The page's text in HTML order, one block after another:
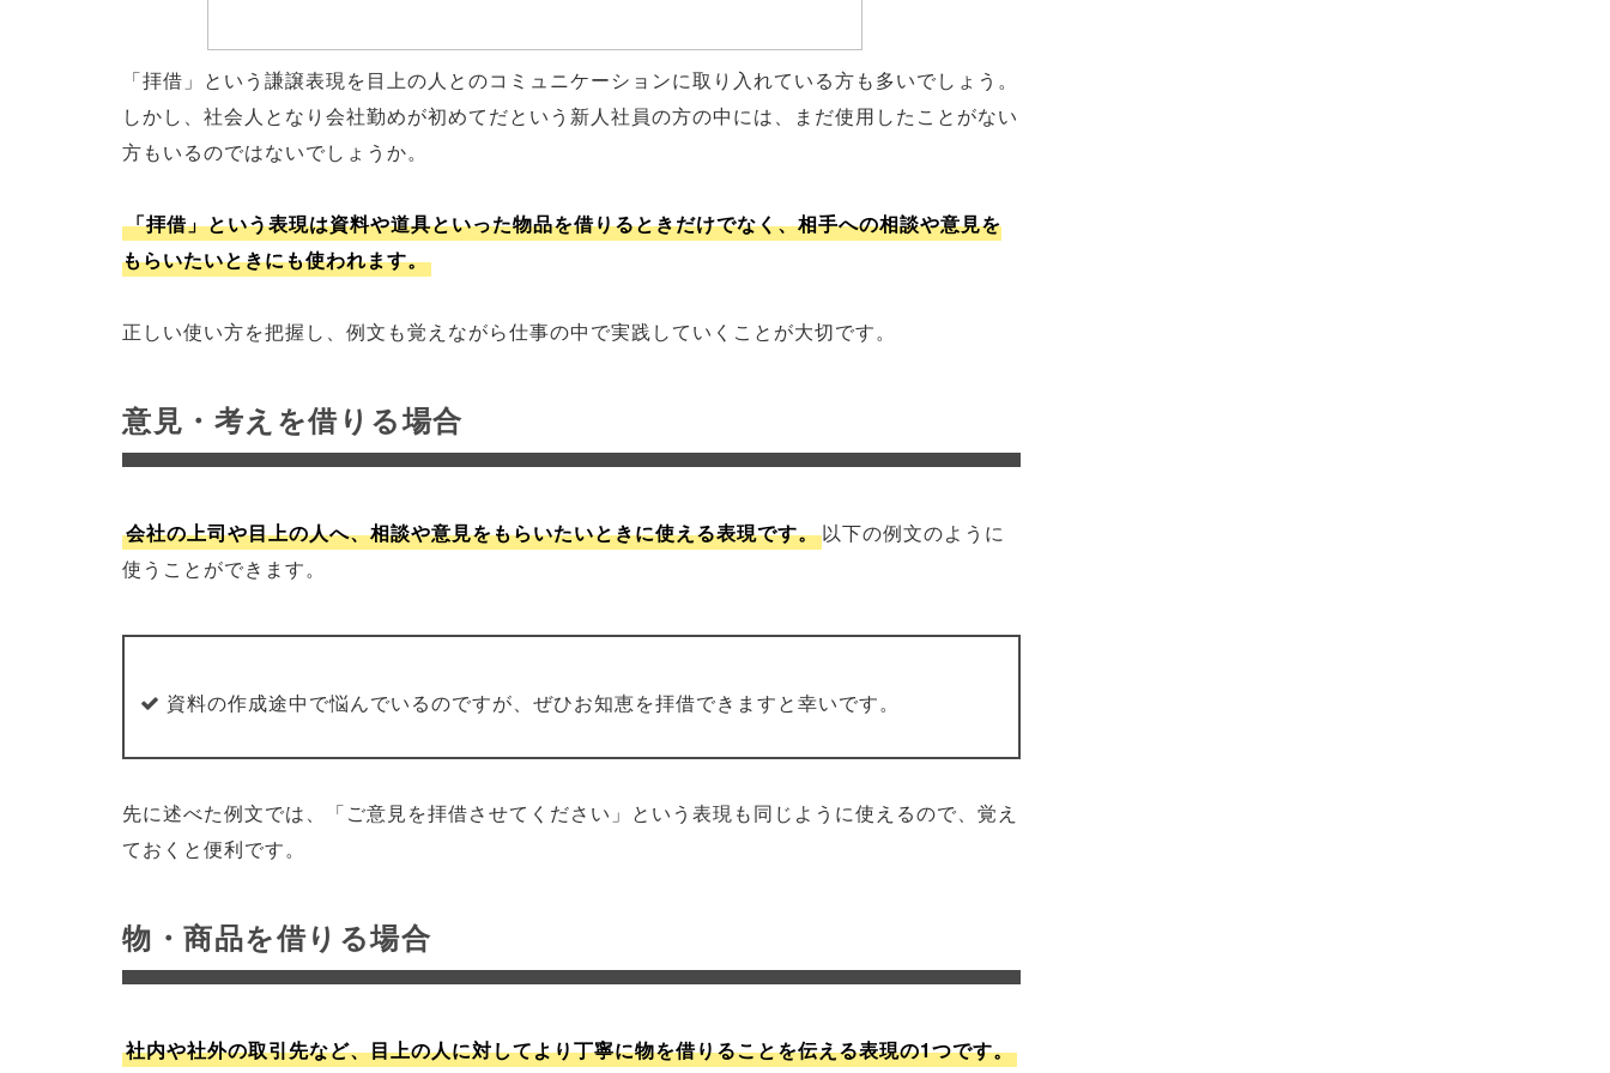
「拝借」という謙譲表現を目上の人とのコミュニケーションに取り入れている方も多いでしょう。
しかし、社会人となり会社勤めが初めてだという新人社員の方の中には、まだ使用したことがない
方もいるのではないでしょうか。
「拝借」という表現は資料や道具といった物品を借りるときだけでなく、相手への相談や意見を
もらいたいときにも使われます。
正しい使い方を把握し、例文も覚えながら仕事の中で実践していくことが大切です。
意見・考えを借りる場合
会社の上司や目上の人へ、相談や意見をもらいたいときに使える表現です。以下の例文のように
使うことができます。
資料の作成途中で悩んでいるのですが、ぜひお知恵を拝借できますと幸いです。
先に述べた例文では、「ご意見を拝借させてください」という表現も同じように使えるので、覚え
ておくと便利です。
物・商品を借りる場合
社内や社外の取引先など、目上の人に対してより丁寧に物を借りることを伝える表現の1つです。